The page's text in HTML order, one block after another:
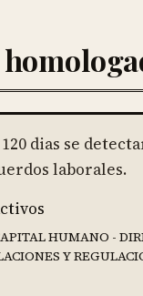
120 dias se
laborales.
HUMANO -
Y